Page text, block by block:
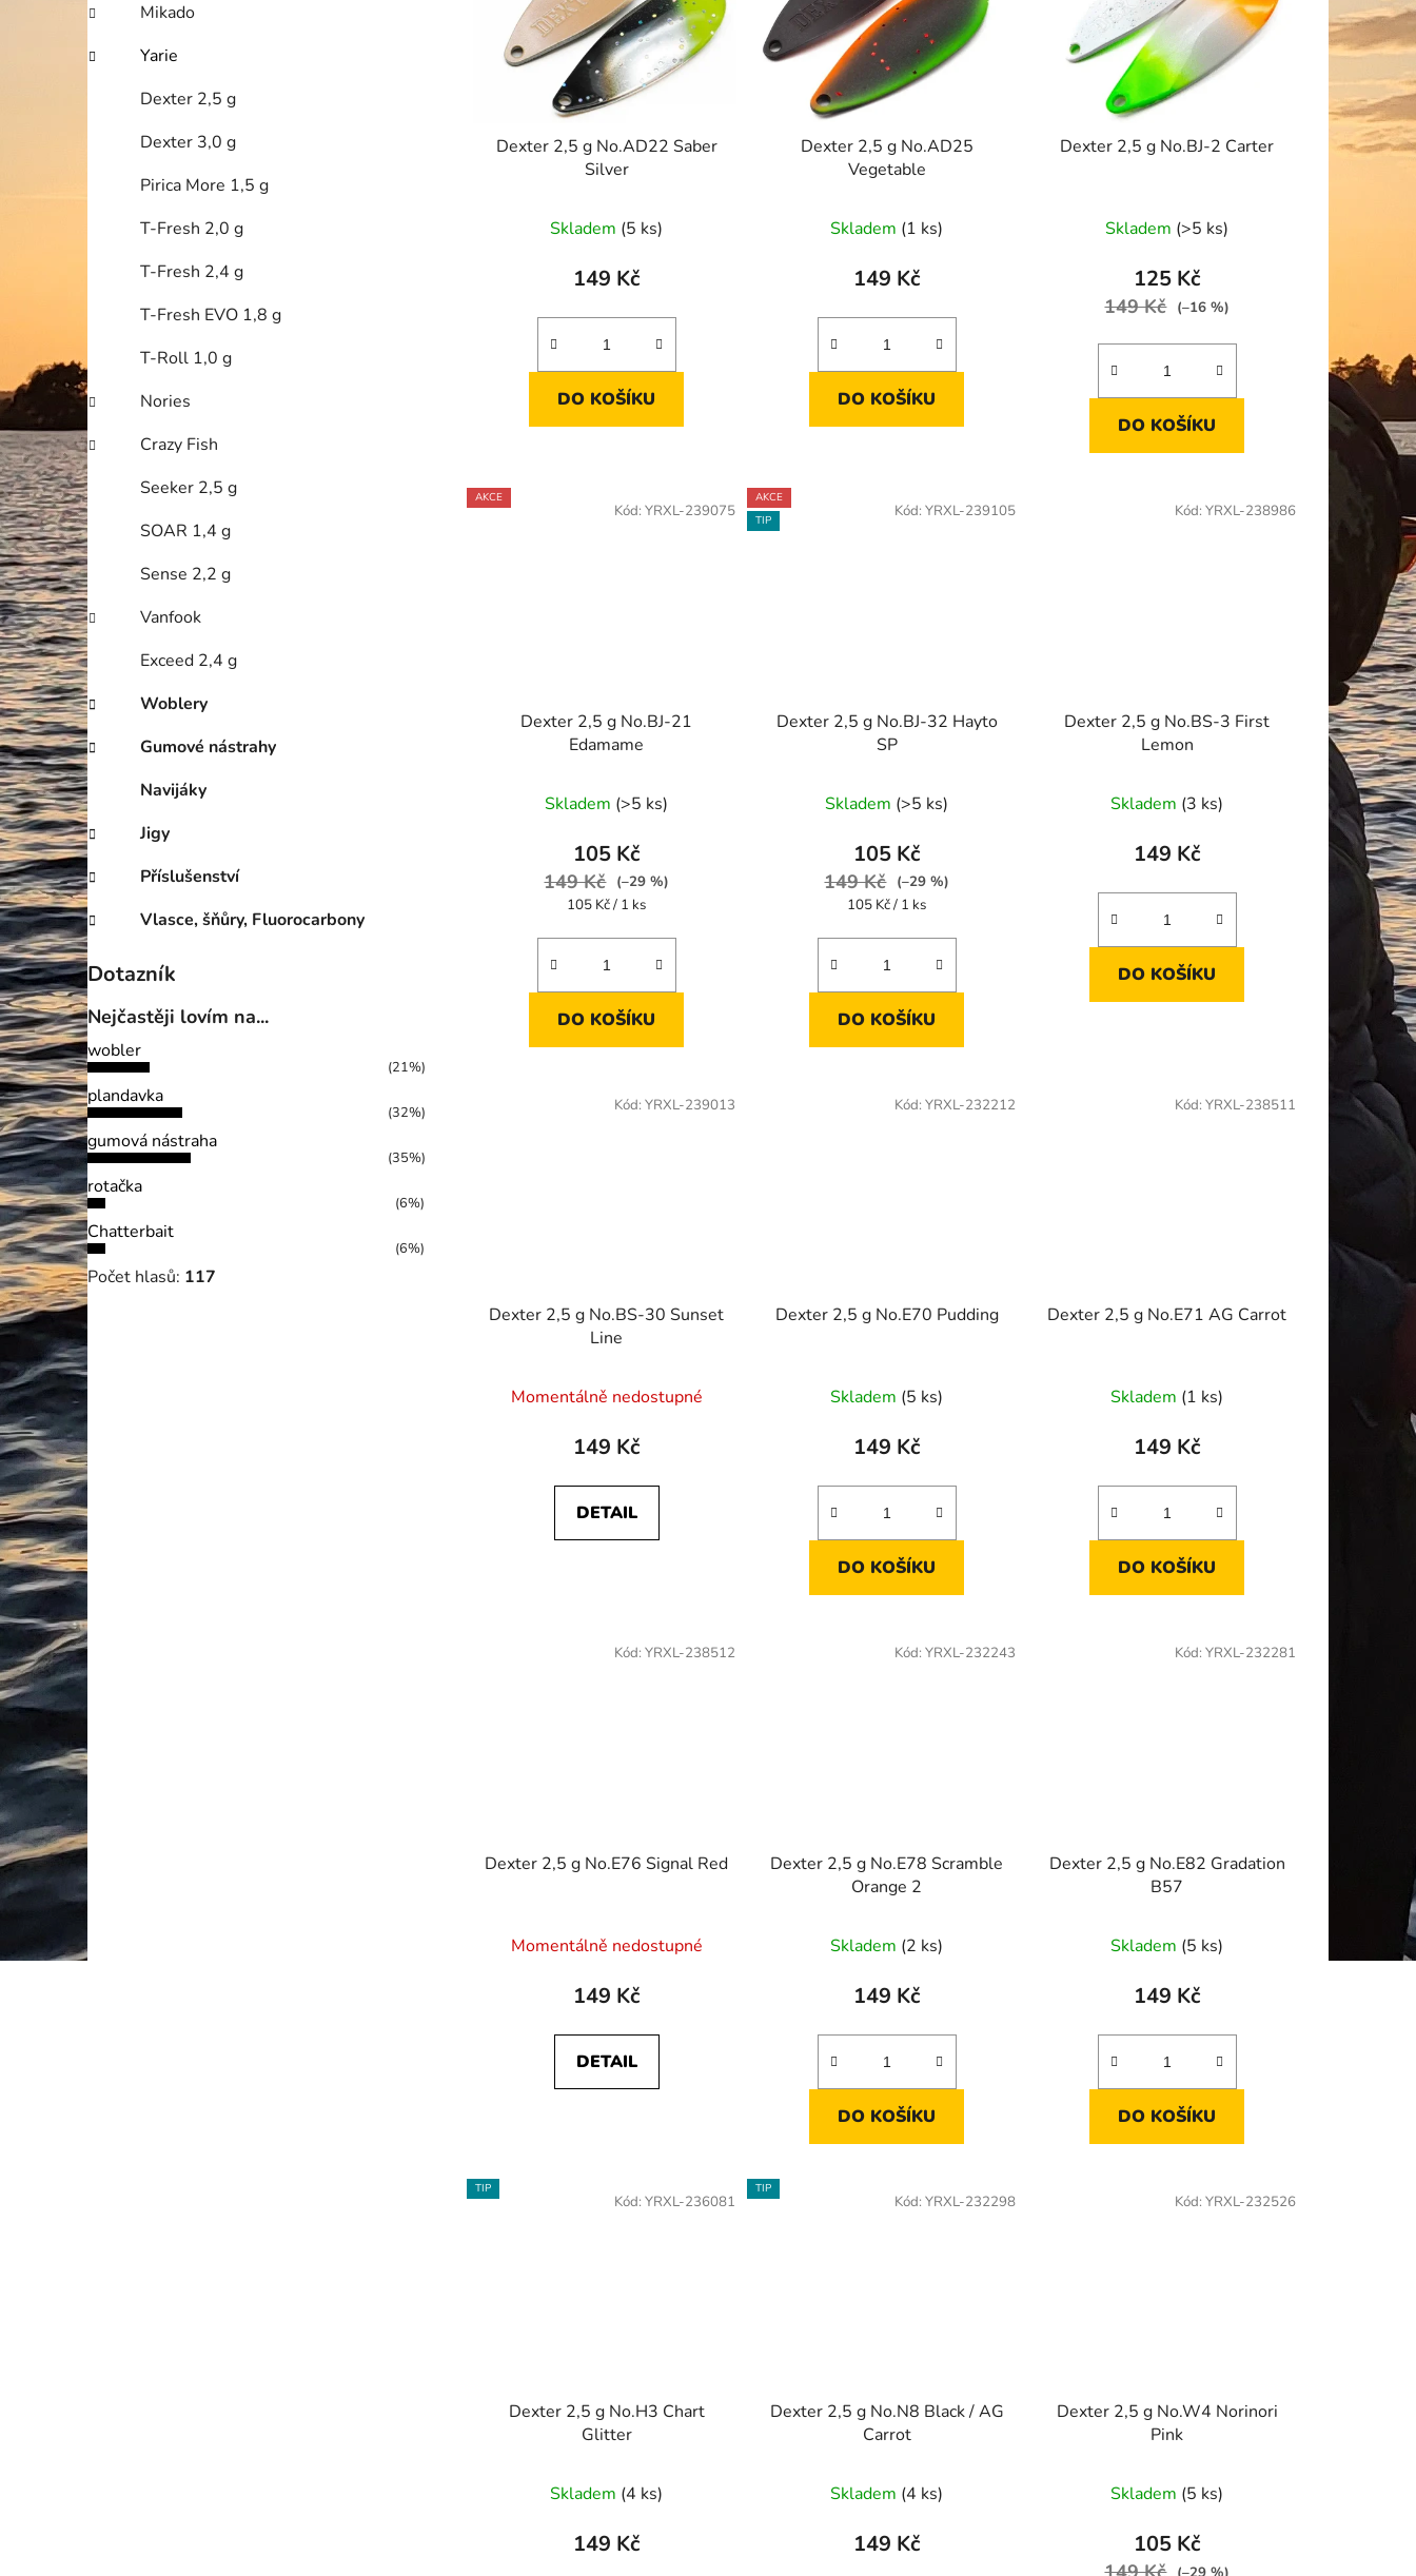
Mikado
Yarie
Dexter 2,5 g
Dexter 3,0 g
Pirica More 1,5 g
T-Fresh 2,0 g
T-Fresh 2,4 g
T-Fresh EVO 1,8 g
T-Roll 1,0 g
Nories
Crazy Fish
Seeker 2,5 g
SOAR 1,4 g
Sense 2,2 g
Vanfook
Exceed 2,4 g
Woblery
Gumové nástrahy
Navijáky
Jigy
Příslušenství
Vlasce, šňůry, Fluorocarbony
Dotazník
Nejčastěji lovím na...
wobler
(21%)
plandavka
(32%)
gumová nástraha
(35%)
rotačka
(6%)
Chatterbait
(6%)
Počet hlasů: 117
u
k
Dexter 2,5 g No.AD22 Saber
Silver
Skladem (5 ks)
149 Kč
DO KOŠÍKU
Dexter 2,5 g No.AD25
Vegetable
Skladem (1 ks)
149 Kč
DO KOŠÍKU
Dexter 2,5 g No.BJ-2 Carter
Skladem (>5 ks)
125 Kč
149 Kč (–16 %)
DO KOŠÍKU
AKCE
Dexter 2,5 g No.BJ-21
Edamame
Skladem (>5 ks)
105 Kč
149 Kč (–29 %)
Měrná
105 Kč / 1 ks
DO KOŠÍKU
Kód: YRXL-239075
AKCE
TIP
Dexter 2,5 g No.BJ-32 Hayto
SP
Skladem (>5 ks)
105 Kč
149 Kč (–29 %)
Měrná
105 Kč / 1 ks
DO KOŠÍKU
Kód: YRXL-239105
Dexter 2,5 g No.BS-3 First
Lemon
Skladem (3 ks)
149 Kč
DO KOŠÍKU
Kód: YRXL-238986
Dexter 2,5 g No.BS-30 Sunset
Line
Momentálně nedostupné
149 Kč
DETAIL
Kód: YRXL-239013
Dexter 2,5 g No.E70 Pudding
Skladem (5 ks)
149 Kč
DO KOŠÍKU
Kód: YRXL-232212
Dexter 2,5 g No.E71 AG Carrot
Skladem (1 ks)
149 Kč
DO KOŠÍKU
Kód: YRXL-238511
Dexter 2,5 g No.E76 Signal Red
Momentálně nedostupné
149 Kč
DETAIL
Kód: YRXL-238512
Dexter 2,5 g No.E78 Scramble
Orange 2
Skladem (2 ks)
149 Kč
DO KOŠÍKU
Kód: YRXL-232243
Dexter 2,5 g No.E82 Gradation
B57
Skladem (5 ks)
149 Kč
DO KOŠÍKU
Kód: YRXL-232281
TIP
Dexter 2,5 g No.H3 Chart
Glitter
Skladem (4 ks)
149 Kč
Kód: YRXL-236081
TIP
Dexter 2,5 g No.N8 Black / AG
Carrot
Skladem (4 ks)
149 Kč
Kód: YRXL-232298
Dexter 2,5 g No.W4 Norinori
Pink
Skladem (5 ks)
105 Kč
Kód: YRXL-232526